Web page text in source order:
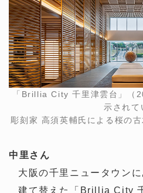
「Brillia City 千里津雲台」（
示されて
彫刻家 高須英輔氏による桜の
中里さん
大阪の千里ニュータウン
建て替えた「Brillia City